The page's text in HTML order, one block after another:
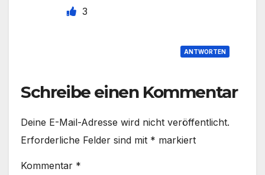
3
ANTWORTEN
Schreibe einen Kommentar
Deine E-Mail-Adresse wird nicht veröffentlicht.
Erforderliche Felder sind mit * markiert
Kommentar *